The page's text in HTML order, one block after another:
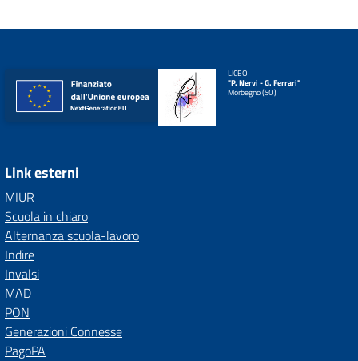
LICEO
"P. Nervi - G. Ferrari"
Morbegno (SO)
Link esterni
MIUR
Scuola in chiaro
Alternanza scuola-lavoro
Indire
Invalsi
MAD
PON
Generazioni Connesse
PagoPA